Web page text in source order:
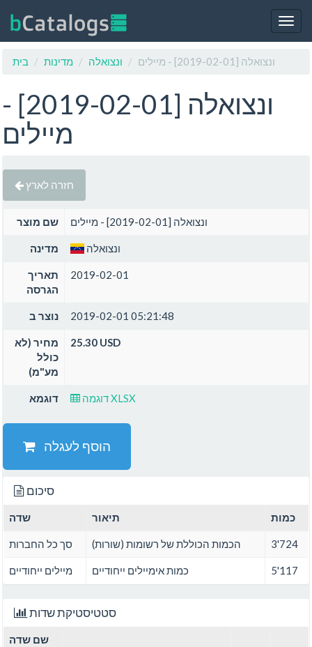
בית
מדינות ונצואלה ונצואלה [2019-02-01] - מיילים
ונצואלה [2019-02-01] -
מיילים
חזרה לארץ
שם מוצר ונצואלה [2019-02-01] - מיילים
מדינה ונצואלה
תאריך
הגרסה
2019-02-01
נוצר ב 2019-02-01 05:21:48
מחיר (לא
כולל
מע"מ)
25.30 USD
דוגמא דוגמה XLSX
הוסף לעגלה
סיכום
שדה תיאור כמות
סך כל החברות הכמות הכוללת של רשומות (שורות) 3'724
מיילים ייחודיים כמות אימיילים ייחודיים 5'117
סטטיסטיקת שדות
שם שדה